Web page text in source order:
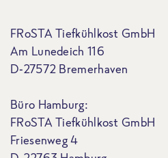
FRoSTA Tiefkühlkost GmbH
Am Lunedeich 116
D-27572 Bremerhaven
Büro Hamburg:
FRoSTA Tiefkühlkost GmbH
Friesenweg 4